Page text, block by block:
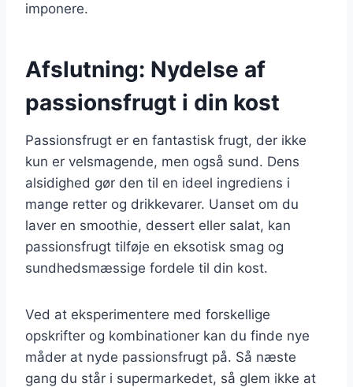
imponere.
Afslutning: Nydelse af
passionsfrugt i din kost
Passionsfrugt er en fantastisk frugt, der ikke
kun er velsmagende, men også sund. Dens
alsidighed gør den til en ideel ingrediens i
mange retter og drikkevarer. Uanset om du
laver en smoothie, dessert eller salat, kan
passionsfrugt tilføje en eksotisk smag og
sundhedsmæssige fordele til din kost.
Ved at eksperimentere med forskellige
opskrifter og kombinationer kan du finde nye
måder at nyde passionsfrugt på. Så næste
gang du står i supermarkedet, så glem ikke at